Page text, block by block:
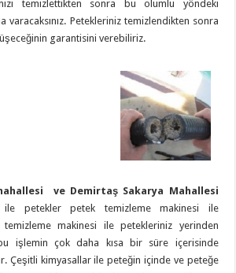
temizlettikten sonra bu olumlu yöndeki
varacaksınız. Petekleriniz temizlendikten sonra
garantisini verebiliriz.
ve Demirtaş Sakarya Mahallesi
petekler petek temizleme makinesi ile
makinesi ile petekleriniz yerinden
işlemin çok daha kısa bir süre içerisinde
Çeşitli kimyasallar ile peteğin içinde ve peteğe